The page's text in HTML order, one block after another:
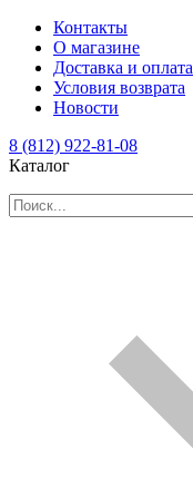
Контакты
О магазине
Доставка и оплата
Условия возврата
Новости
8 (812) 922-81-08
Каталог